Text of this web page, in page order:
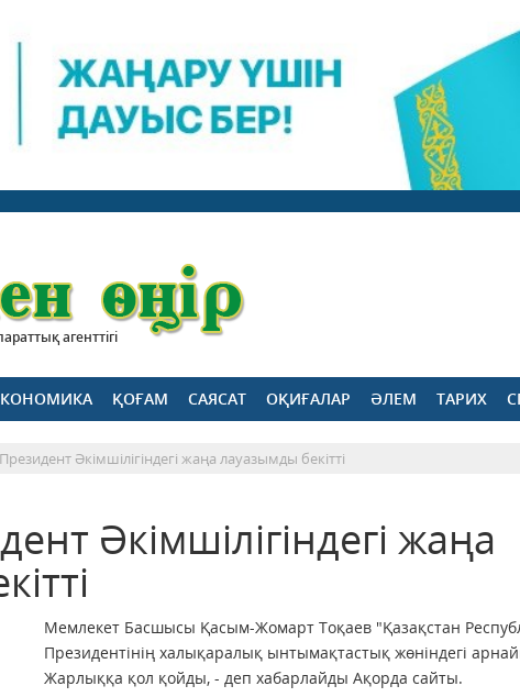
агенттігі
ҚОҒАМ САЯСАТ ОҚИҒАЛАР ӘЛЕМ ТАРИХ
Әкімшілігіндегі жаңа лауазымды бекітті
Әкімшілігіндегі жаңа
Мемлекет Басшысы Қасым-Жомарт Тоқаев "Қазақстан
Президентінің халықаралық ынтымақтастық жөніндегі
Жарлыққа қол қойды, - деп хабарлайды Ақорда сайты.